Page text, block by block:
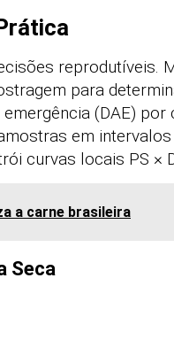
reprodutíveis.
para
(DAE) por
em
curvas locais PS ×
a carne brasileira
Seca